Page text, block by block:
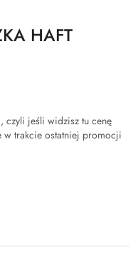
HAFT
czyli jeśli widzisz tu cenę
w trakcie ostatniej promocji